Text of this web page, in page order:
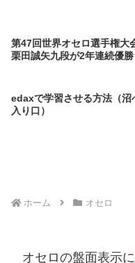
第47回世界オセロ選手権大
栗田誠矢九段が2年連続優勝
edaxで学習させる方法（沼
入り口）
ホーム オセロ
オセロの盤面表示に